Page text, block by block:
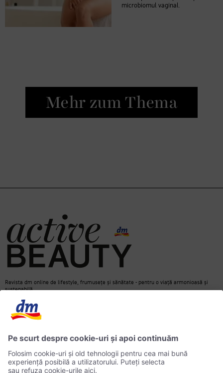
microbiomul vaginal.
Mehr zum Thema
Revista dm online de lifestyle, frumusețe și sănătate - pentru o viață armonioasă și
sustenabilă.